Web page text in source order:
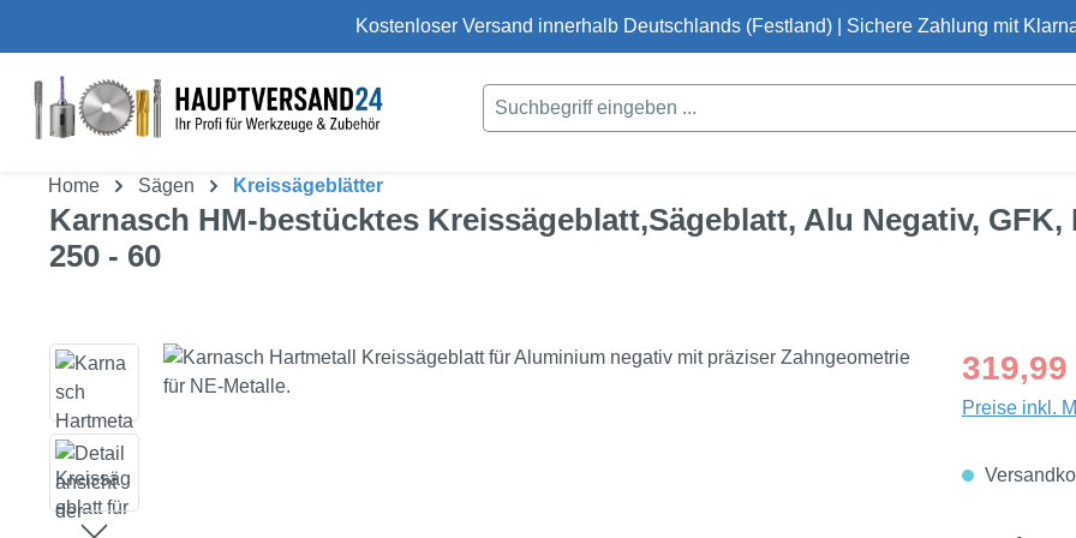
Kostenloser Versand innerhalb Deutschlands (Festland) | Sichere Zahlung mit
Home Sägen Kreissägeblätter
Karnasch HM-bestücktes Kreissägeblatt,Sägeblatt, Alu Negativ,
250 - 60
Bildergalerie überspringen Regulärer
319,99
Preise inkl.